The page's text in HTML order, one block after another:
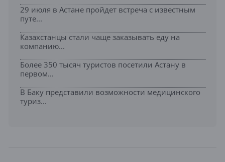
29 июля в Астане пройдет встреча с известным
путе...
Казахстанцы стали чаще заказывать еду на
компанию...
Более 350 тысяч туристов посетили Астану в
первом...
В Баку представили возможности медицинского
туриз...